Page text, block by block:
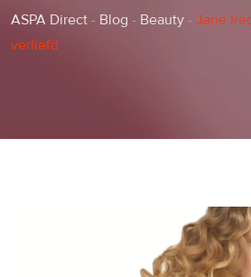
ASPA Direct - Blog - Beauty - Jane
verliefd